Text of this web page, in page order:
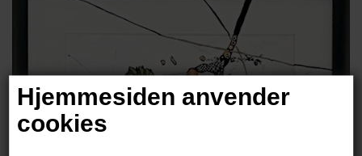
Hjemmesiden anvender
cookies